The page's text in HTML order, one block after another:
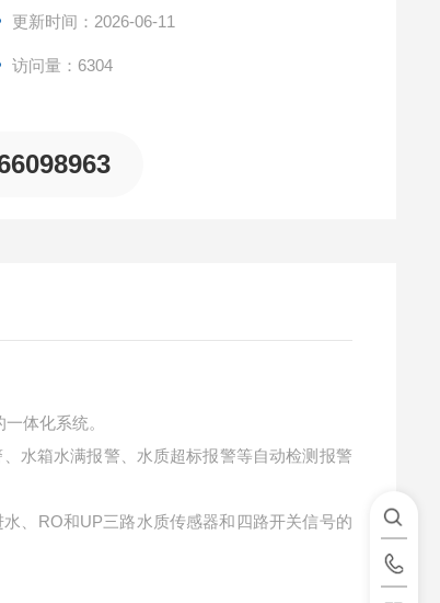
更新时间：2026-06-11
访问量：6304
体化系统。
水箱水满报警、水质超标报警等自动检测报警
、 RO和UP三路水质传感器和 四路开关信号的